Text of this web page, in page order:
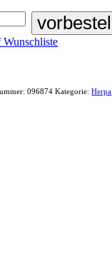
096874 Kategorie:Herpa